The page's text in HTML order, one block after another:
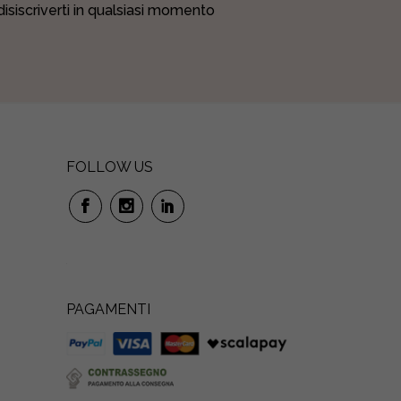
in qualsiasi momento
FOLLOW US
PAGAMENTI